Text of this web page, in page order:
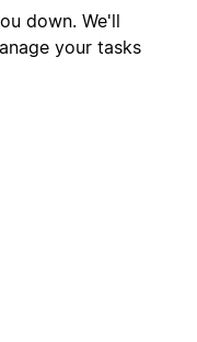
down. We'll
your tasks